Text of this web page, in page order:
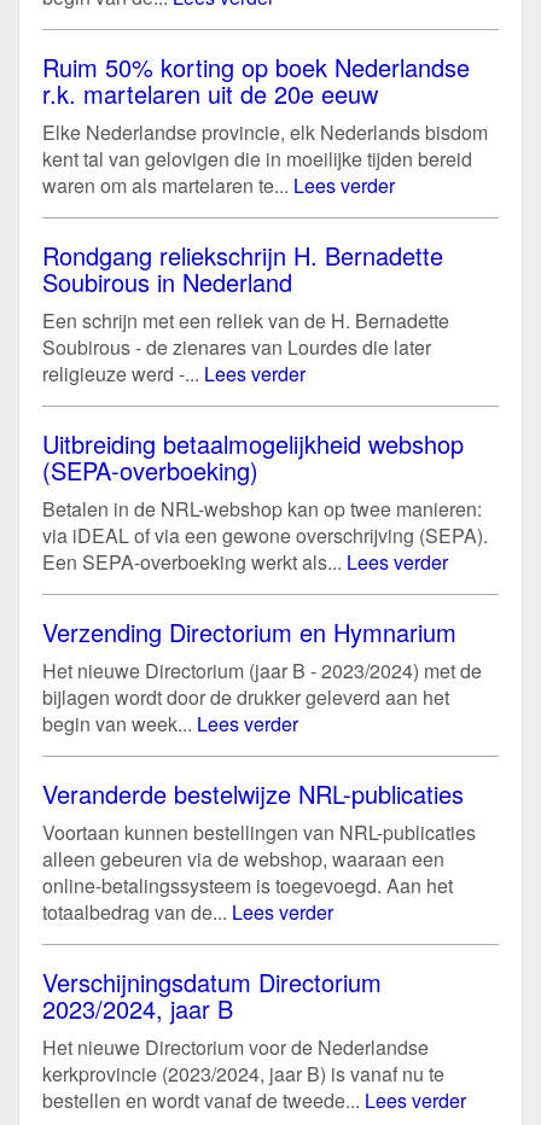
Ruim 50% korting op boek Nederlandse
r.k. martelaren uit de 20e eeuw
Elke Nederlandse provincie, elk Nederlands bisdom
kent tal van gelovigen die in moeilijke tijden bereid
waren om als martelaren te... Lees verder
Rondgang reliekschrijn H. Bernadette
Soubirous in Nederland
Een schrijn met een reliek van de H. Bernadette
Soubirous - de zienares van Lourdes die later
religieuze werd -... Lees verder
Uitbreiding betaalmogelijkheid webshop
(SEPA-overboeking)
Betalen in de NRL-webshop kan op twee manieren:
via iDEAL of via een gewone overschrijving (SEPA).
Een SEPA-overboeking werkt als... Lees verder
Verzending Directorium en Hymnarium
Het nieuwe Directorium (jaar B - 2023/2024) met de
bijlagen wordt door de drukker geleverd aan het
begin van week... Lees verder
Veranderde bestelwijze NRL-publicaties
Voortaan kunnen bestellingen van NRL-publicaties
alleen gebeuren via de webshop, waaraan een
online-betalingssysteem is toegevoegd. Aan het
totaalbedrag van de... Lees verder
Verschijningsdatum Directorium
2023/2024, jaar B
Het nieuwe Directorium voor de Nederlandse
kerkprovincie (2023/2024, jaar B) is vanaf nu te
bestellen en wordt vanaf de tweede... Lees verder